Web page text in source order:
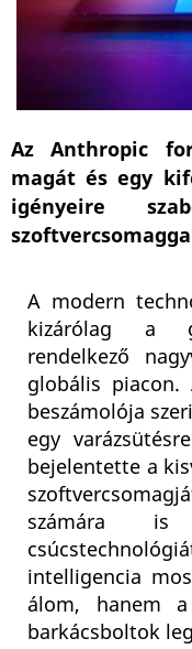
Az Anthropic
magát és egy
igényeire
A modern
kizárólag a
rendelkező
globális piacon.
beszámolója
egy
bejelentette a
számára
intelligencia
álom, hanem
barkácsboltok